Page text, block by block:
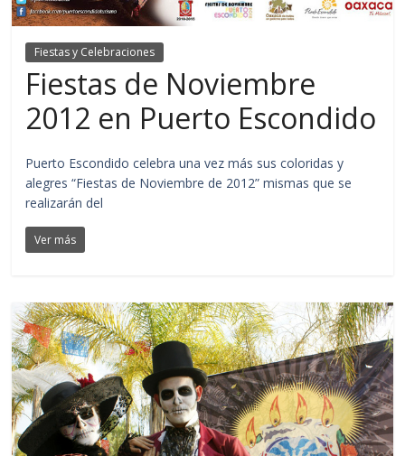
Fiestas y Celebraciones
Fiestas de Noviembre
2012 en Puerto Escondido
Puerto Escondido celebra una vez más sus coloridas y
alegres “Fiestas de Noviembre de 2012” mismas que se
realizarán del
Ver más